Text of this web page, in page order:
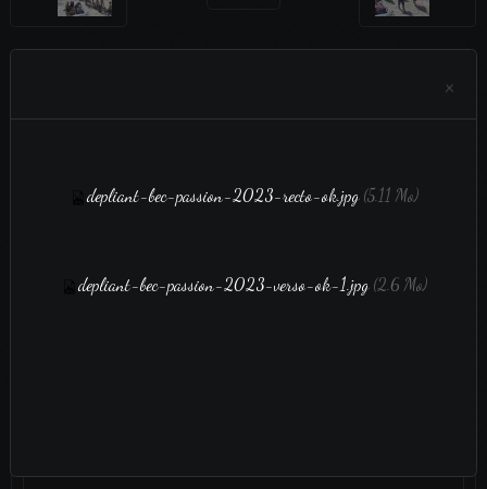
film vidéo
×
depliant-bec-passion-2023-recto-ok.jpg(5.11 Mo)
depliant-bec-passion-2023-verso-ok-1.jpg(2.6 Mo)